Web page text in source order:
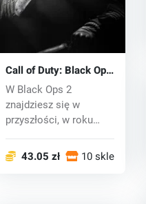
Call of Duty: Black Ops
2 (PC) CD key
W Black Ops 2
znajdziesz się w
przyszłości, w roku
obiec...
43.05 zł 10 sklepy